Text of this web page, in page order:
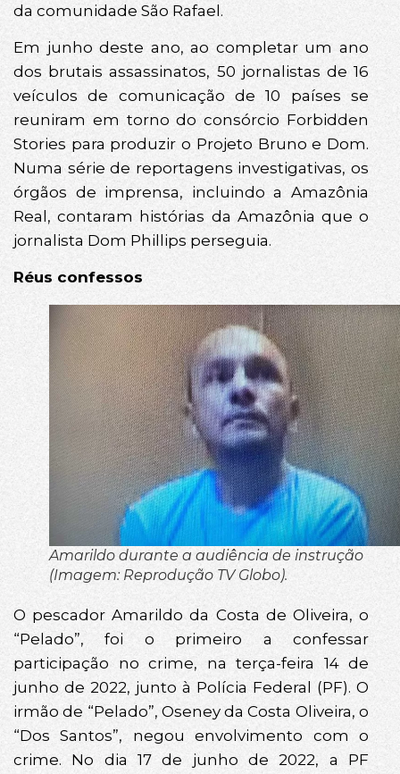
da comunidade São Rafael.
Em junho deste ano, ao completar um ano
dos brutais assassinatos, 50 jornalistas de 16
veículos de comunicação de 10 países se
reuniram em torno do consórcio Forbidden
Stories para produzir o Projeto Bruno e Dom.
Numa série de reportagens investigativas, os
órgãos de imprensa, incluindo a Amazônia
Real, contaram histórias da Amazônia que o
jornalista Dom Phillips perseguia.
Réus confessos
Amarildo durante a audiência de instrução
(Imagem: Reprodução TV Globo).
O pescador Amarildo da Costa de Oliveira, o
“Pelado”, foi o primeiro a confessar
participação no crime, na terça-feira 14 de
junho de 2022, junto à Polícia Federal (PF). O
irmão de “Pelado”, Oseney da Costa Oliveira, o
“Dos Santos”, negou envolvimento com o
crime. No dia 17 de junho de 2022, a PF